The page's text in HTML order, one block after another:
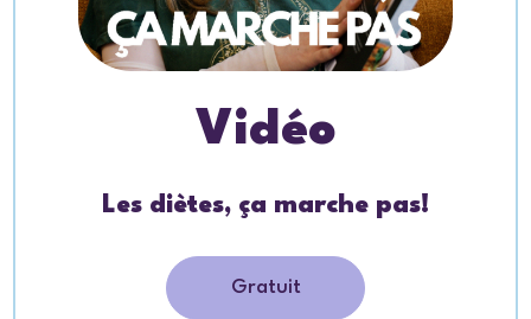
Vidéo
Les diètes, ça marche pas!
Gratuit